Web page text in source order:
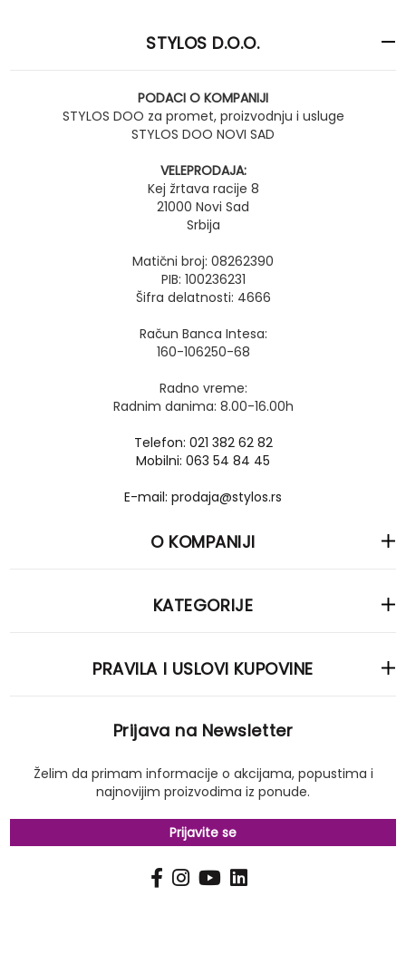
STYLOS D.O.O.
PODACI O KOMPANIJI
STYLOS DOO za promet, proizvodnju i usluge
STYLOS DOO NOVI SAD
VELEPRODAJA:
Kej žrtava racije 8
21000 Novi Sad
Srbija
Matični broj: 08262390
PIB: 100236231
Šifra delatnosti: 4666
Račun Banca Intesa:
160-106250-68
Radno vreme:
Radnim danima: 8.00-16.00h
Telefon: 021 382 62 82
Mobilni: 063 54 84 45
E-mail: prodaja@stylos.rs
O KOMPANIJI
KATEGORIJE
PRAVILA I USLOVI KUPOVINE
Prijava na Newsletter
Želim da primam informacije o akcijama, popustima i
najnovijim proizvodima iz ponude.
Prijavite se